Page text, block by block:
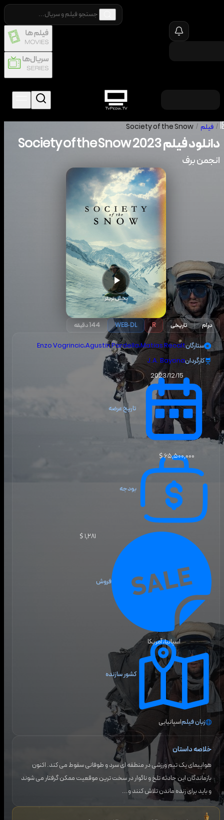
/ فیلم /
Society of the Snow
دانلود فیلم2023
Society of the Snow
انجمن برف
پخش تریلر
درام تاریخی R
WEB-DL 144 دقیقه
ستارگان Enzo Vogrincic،Agustín Pardella،Matías Recalt
کارگردانJ.A. Bayona
تاریخ عرضه
2023/12/15
بودجه
۶۵٬۵۰۰٬۰۰۰ $
فروش
۱٬۲۸۱ $
کشور سازنده
اسپانیا، آمریکا
زبان فیلماسپانیایی
خلاصه داستان
هواپیمای یک تیم ورزشی در منطقه ای سرد و طوفانی سقوط می کند. اکنون
بازماندگان این حادثه تلخ و ناگوار در سخت ترین موقعیت ممکن گرفتار می شوند
و باید برای زنده ماندن تلاش کنند و...